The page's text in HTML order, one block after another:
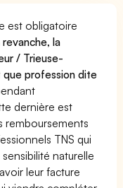
est obligatoire
revanche, la
/ Trieuse-
que profession dite
dernière est
remboursements
TNS qui
naturelle
leur facture